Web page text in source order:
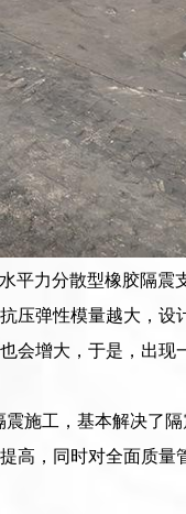
平力分散型橡胶隔震
弹性模量越大，设
会增大，于是，出
施工，基本解决了
高，同时对全面质